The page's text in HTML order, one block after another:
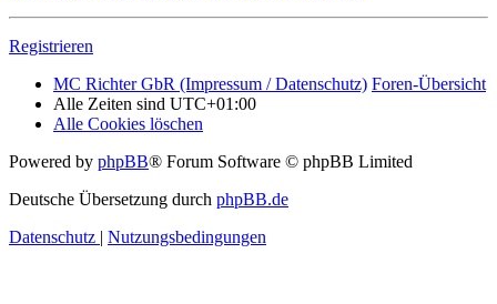
Registrieren
MC Richter GbR (Impressum / Datenschutz) Foren-Übersicht
Alle Zeiten sind UTC+01:00
Alle Cookies löschen
Powered by phpBB® Forum Software © phpBB Limited
Deutsche Übersetzung durch phpBB.de
Datenschutz | Nutzungsbedingungen